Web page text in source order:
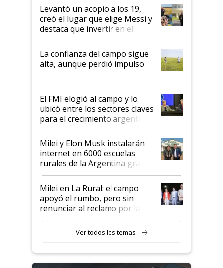
Levantó un acopio a los 19,
creó el lugar que elige Messi y
destaca que invertir en el
kirchnerismo era como "darle
plata a un hijo para droga":
Juan Félix Rossetti, el libertario
que de una dura crisis salió
de Milei
La confianza del campo sigue
alta, aunque perdió impulso
El FMI elogió al campo y lo
ubicó entre los sectores claves
para el crecimiento argentino
Milei y Elon Musk instalarán
internet en 6000 escuelas
rurales de la Argentina gracias
a un acuerdo con Starlink
Milei en La Rural: el campo
apoyó el rumbo, pero sin
renunciar al reclamo por las
Ver todos los temas